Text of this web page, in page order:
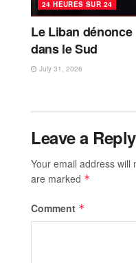
24 HEURES SUR 24
Le Liban
dans le Sud
July 31, 2026
Leave a Reply
Your email address will
are marked *
Comment *